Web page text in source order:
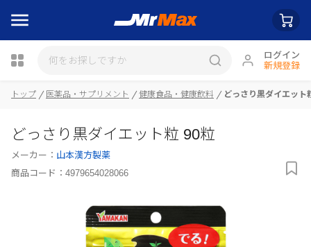
ログイン
新規登録
トップ 医薬品・サプリメント 健康食品・健康飲料 どっさり黒ダイエット
どっさり黒ダイエット粒 90粒
メーカー： 山本漢方製薬
商品コード： 4979654028066